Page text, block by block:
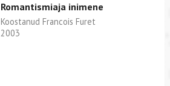
Romantismiaja inimene
Koostanud Francois Furet
2003